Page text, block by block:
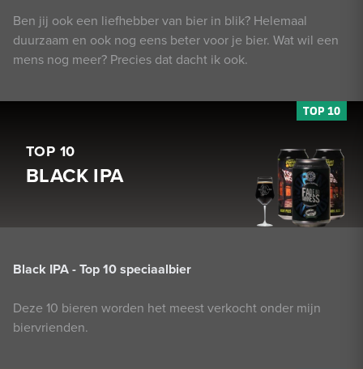
Ben jij ook een liefhebber van bier in blik? Helemaal
duurzaam en ook nog eens beter voor je bier. Wat wil een
mens nog meer? Precies dat dacht ik ook.
TOP 10
BLACK IPA
Black IPA - Top 10 speciaalbier
Deze 10 bieren worden het meest verkocht onder mijn
biervrienden.